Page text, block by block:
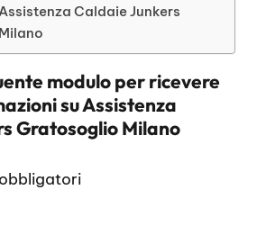
Caldaie Junkers
modulo per ricevere
suAssistenza
Gratosoglio Milano